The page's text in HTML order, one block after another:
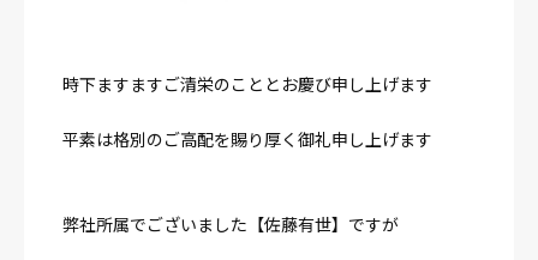
時下ますますご清栄のこととお慶び申し上げます
平素は格別のご高配を賜り厚く御礼申し上げます
弊社所属でございました【佐藤有世】ですが